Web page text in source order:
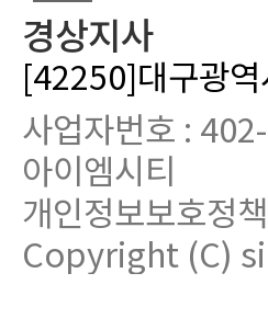
경상지사
[42250]대구광
사업자번호 :
아이엠시티
개인정보보호
Copyright (C)